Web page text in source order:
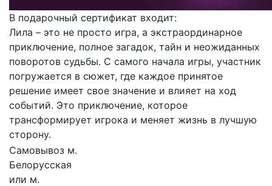
В подарочный сертификат входит:
Лила – это не просто игра, а экстраординарное
приключение, полное загадок, тайн и неожиданных
поворотов судьбы. С самого начала игры, участник
погружается в сюжет, где каждое принятое
решение имеет свое значение и влияет на ход
событий. Это приключение, которое
трансформирует игрока и меняет жизнь в лучшую
сторону.
Самовывоз м.
Белорусская
или м.